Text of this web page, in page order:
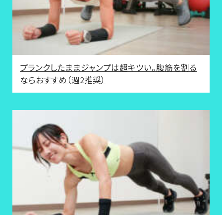
プランクしたままジャンプは超キツい。腹筋を割る
ならおすすめ（週2推奨）